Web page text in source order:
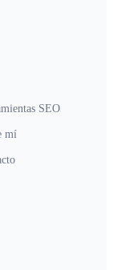
SEO
mí